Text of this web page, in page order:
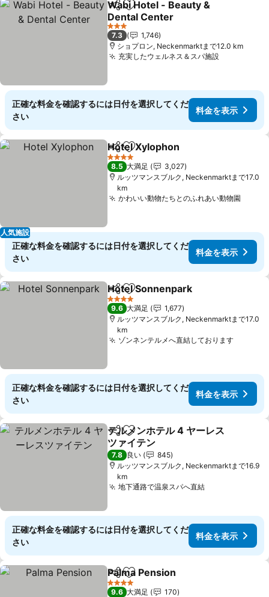
シェアお気に入りに追加
Wabi Hotel - Beauty &
Dental Center
3 ホテルのランク
7.3
1,746
ショプロン, Neckenmarktまで12.0 km
充実したウェルネス＆スパ施設
正確な料金を確認するには日付を選択してくだ
さい
料金を表示
人気施設
シェアお気に入りに追加
Hotel Xylophon
4 ホテルのランク
8.5 大満足
3,027
ルッツマンスブルク, Neckenmarktまで17.0
km
かわいい動物たちとのふれあい動物園
正確な料金を確認するには日付を選択してくだ
さい
料金を表示
シェアお気に入りに追加
Hotel Sonnenpark
4 ホテルのランク
9.6 大満足
1,677
ルッツマンスブルク, Neckenmarktまで17.0
km
ゾンネンテルメへ直結しております
正確な料金を確認するには日付を選択してくだ
さい
料金を表示
シェアお気に入りに追加
テルメンホテル 4 ヤーレス
ツァイテン
7.8 良い
845
ルッツマンスブルク, Neckenmarktまで16.9
km
地下通路で温泉スパへ直結
正確な料金を確認するには日付を選択してくだ
さい
料金を表示
シェアお気に入りに追加
Palma Pension
4 ホテルのランク
9.6 大満足
170